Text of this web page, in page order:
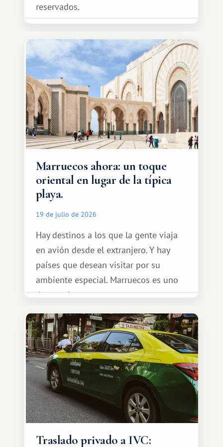
reservados.
Marruecos ahora: un toque
oriental en lugar de la típica
playa.
19 de julio de 2026
Hay destinos a los que la gente viaja
en avión desde el extranjero. Y hay
países que desean visitar por su
ambiente especial. Marruecos es uno
de esos lugares.
Traslado privado a IVC: